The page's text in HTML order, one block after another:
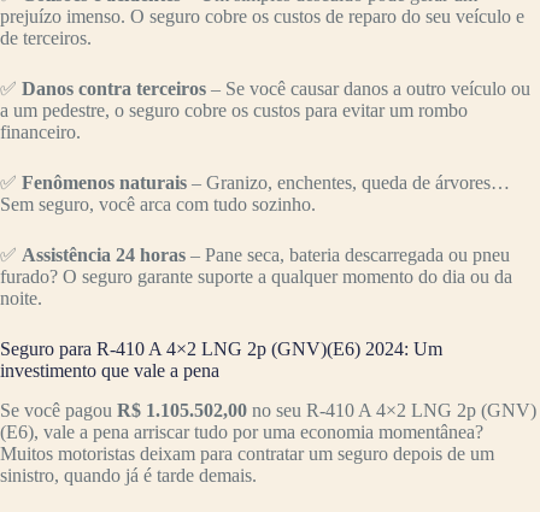
prejuízo imenso. O seguro cobre os custos de reparo do seu veículo e
de terceiros.
✅ Danos contra terceiros – Se você causar danos a outro veículo ou
a um pedestre, o seguro cobre os custos para evitar um rombo
financeiro.
✅ Fenômenos naturais – Granizo, enchentes, queda de árvores…
Sem seguro, você arca com tudo sozinho.
✅ Assistência 24 horas – Pane seca, bateria descarregada ou pneu
furado? O seguro garante suporte a qualquer momento do dia ou da
noite.
Seguro para R-410 A 4×2 LNG 2p (GNV)(E6) 2024: Um
investimento que vale a pena
Se você pagou R$ 1.105.502,00 no seu R-410 A 4×2 LNG 2p (GNV)
(E6), vale a pena arriscar tudo por uma economia momentânea?
Muitos motoristas deixam para contratar um seguro depois de um
sinistro, quando já é tarde demais.